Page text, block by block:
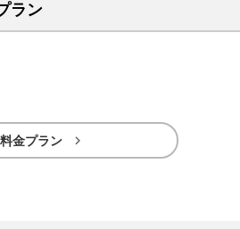
ラン
料金プラン 